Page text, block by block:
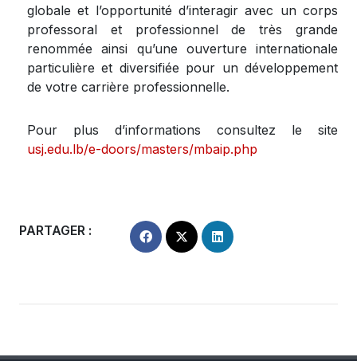
globale et l’opportunité d’interagir avec un corps
professoral et professionnel de très grande
renommée ainsi qu’une ouverture internationale
particulière et diversifiée pour un développement
de votre carrière professionnelle.
Pour plus d’informations consultez le site
usj.edu.lb/e-doors/masters/mbaip.php
PARTAGER :